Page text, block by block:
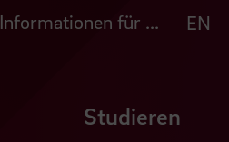
Informationen für ... EN
Studieren